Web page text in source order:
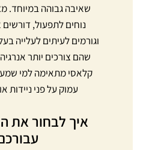
שאיבה גבוהה במיוחד.
נוחים לתפעול, דורשים
וגורמים לעיתים לעלייה
שהם צורכים יותר
קלאסי מתאימה למי
עמוק על פני ניידות
איך לבחור את